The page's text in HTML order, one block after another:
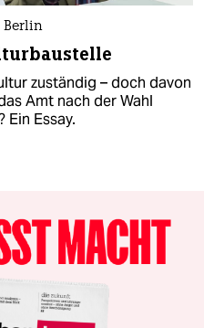
Berlin
zuständig – doch davon
Amt nach der Wahl
Essay.